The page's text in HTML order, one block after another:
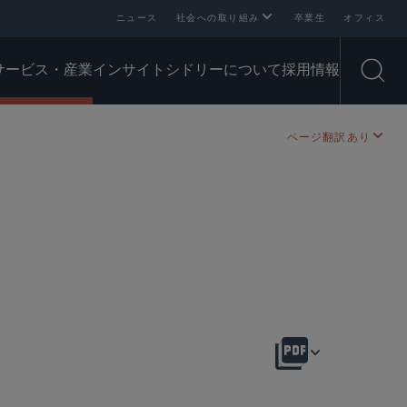
ニュース 社会への取り組み 卒業生 オフィス
ービス・産業インサイト シドリーについて採用情報
ページ翻訳あり